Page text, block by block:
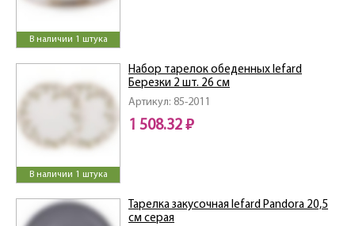
В наличии 1 штука
В наличии 1 штука
Артикул: 85-2011
Набор тарелок обеденных lefard
Березки 2 шт. 26 см
1 508.32 ₽
Тарелка закусочная lefard Pandora 20,5
см серая